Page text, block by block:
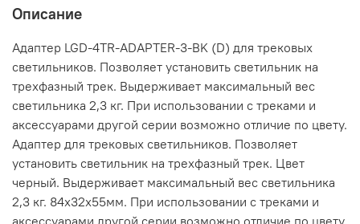
Описание
Адаптер LGD-4TR-ADAPTER-3-BK (D) для трековых
светильников. Позволяет установить светильник на
трехфазный трек. Выдерживает максимальный вес
светильника 2,3 кг. При использовании с треками и
аксессуарами другой серии возможно отличие по цвету.
Адаптер для трековых светильников. Позволяет
установить светильник на трехфазный трек. Цвет
черный. Выдерживает максимальный вес светильника
2,3 кг. 84х32х55мм. При использовании с треками и